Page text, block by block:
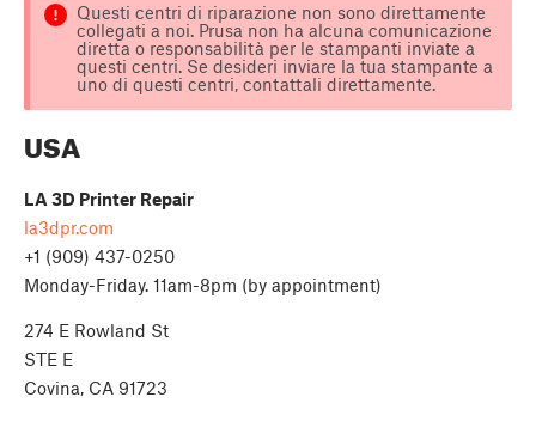
Questi centri di riparazione non sono direttamente
collegati a noi. Prusa non ha alcuna comunicazione
diretta o responsabilità per le stampanti inviate a
questi centri. Se desideri inviare la tua stampante a
uno di questi centri, contattali direttamente.
USA
LA 3D Printer Repair
la3dpr.com
+1 (909) 437-0250
Monday-Friday. 11am-8pm (by appointment)
274 E Rowland St
STE E
Covina, CA 91723